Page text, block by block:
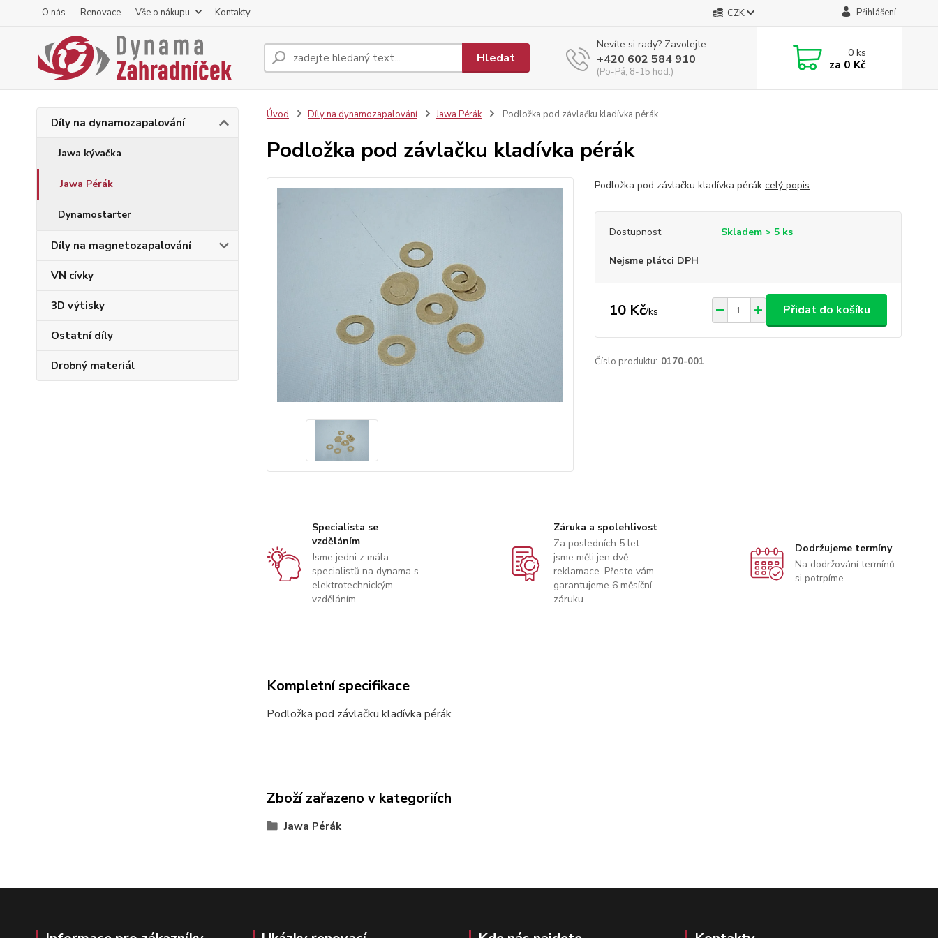
O nás Renovace Vše o nákupu Kontakty CZK Přihlášení
Hledat
Nevíte si rady? Zavolejte.
+420 602 584 910
(Po-Pá, 8-15 hod.)
0ks
za 0 Kč
Díly na dynamozapalování
Jawa kývačka
Jawa Pérák
Dynamostarter
Díly na magnetozapalování
VN cívky
3D výtisky
Ostatní díly
Drobný materiál
Úvod Díly na dynamozapalování Jawa Pérák Podložka pod závlačku kladívka pérák
Podložka pod závlačku kladívka pérák
Podložka pod závlačku kladívka pérák celý popis
Dostupnost Skladem > 5 ks
Nejsme plátci DPH
10 Kč/ks Přidat do košíku
Číslo produktu: 0170-001
Specialista se
vzděláním
Jsme jedni z mála
specialistů na dynama s
elektrotechnickým
vzděláním.
Záruka a spolehlivost
Za posledních 5 let
jsme měli jen dvě
reklamace. Přesto vám
garantujeme 6 měsíční
záruku.
Dodržujeme termíny
Na dodržování termínů
si potrpíme.
Kompletní specifikace
Podložka pod závlačku kladívka pérák
Zboží zařazeno v kategoriích
Jawa Pérák